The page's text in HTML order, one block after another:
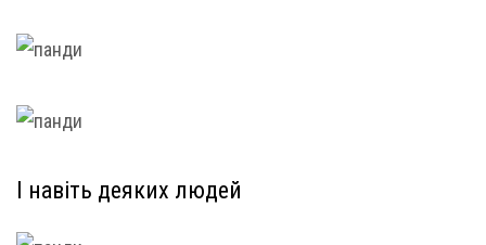
І навіть деяких людей